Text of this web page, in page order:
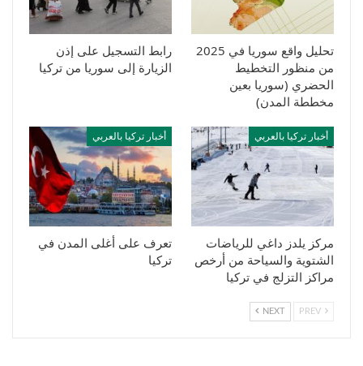
تحليل واقع سوريا في 2025
من منظور التخطيط
الحضري (سوريا بعين
مخططة المدن)
رابط التسجيل على إذن
الزيارة إلى سوريا من تركيا
أخبار تركيا بالعربي
مركز يلدز داغي للرياضات
الشتوية والسياحة من أرخص
مراكز التزلج في تركيا
أخبار تركيا بالعربي
تعرف على أغلى المدن في
تركيا
NEXT